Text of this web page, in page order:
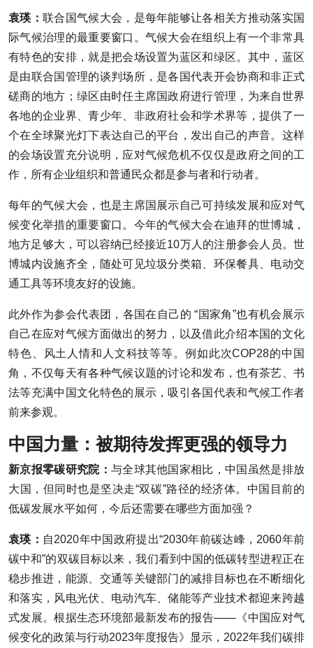
袁瑛： 联合国气候大会，是每年能够让各相关方推动落实国
际气候治理的最重要窗口。气候大会在组织上有一个非常具
有特色的安排，就是把会场设置为蓝区和绿区。其中，蓝区
是由联合国管理的谈判场所，是各国代表开会协商和非正式
磋商的地方；绿区由时任主席国政府进行管理，为来自世界
各地的企业界、青少年、非政府社会和学术界等，提供了一
个在全球聚光灯下表达自己的平台，发出自己的声音。这样
的会场设置充分说明，应对气候危机不仅仅是政府之间的工
作，所有企业组织和普通民众都是参与者和行动者。
每年的气候大会，也是主席国展示自己可持续发展和应对气
候变化举措的重要窗口。今年的气候大会在迪拜的世博城，
地方足够大，可以容纳已经接近10万人的注册参会人员。世
博城内设施齐全，随处可见垃圾分类箱、环保餐具、电动交
通工具等环境友好的设施。
此外作为参会代表团，各国在自己的 “国家角”也有机会展示
自己在应对气候方面做出的努力，以及借此介绍本国的文化
特色、风土人情和人文科技等等。例如此次COP28的中国
角，不仅每天有各种气候议题的讨论和发布，也有茶艺、书
法等充满中国文化特色的展示，吸引各国代表和气候工作者
前来参观。
中国力量：被期待发挥更强的领导力
新京报零碳研究院： 与全球其他国家相比，中国虽然是排放
大国，但同时也是坚决走“双碳”路径的经济体。中国目前的
低碳发展水平如何，今后还需要在哪些方面加强？
袁瑛： 自2020年中国政府提出“2030年前碳达峰，2060年前
碳中和”的双碳目标以来，我们看到中国的低碳转型进程正在
稳步推进，能源、交通等关键部门的减排目标也在不断细化
和落实，风电光伏、电动汽车、储能等产业技术都迎来跨越
式发展。根据生态环境部最新发布的报告——《中国应对气
候变化的政策与行动2023年度报告》显示，2022年我们碳排